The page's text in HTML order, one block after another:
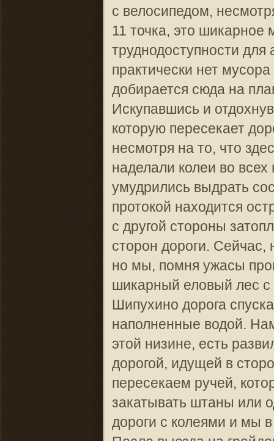
с велосипедом,
11 точка, это шикарное
труднодоступности
практически нет
добирается сюда на
Искупавшись и
которую пересекает
несмотря на то, что
наделали колеи во
умудрились выдрать
протокой находится
с другой стороны
сторон дороги.
но мы, помня ужасы
шикарный еловый лес
Шипухино дорога
наполненные водой.
этой низине, есть
дорогой, идущей в
пересекаем ручей,
закатывать штаны или
дороги с колеями и мы